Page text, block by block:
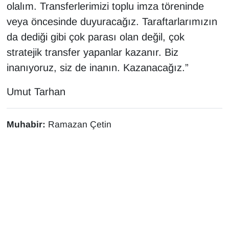
olalım. Transferlerimizi toplu imza töreninde
veya öncesinde duyuracağız. Taraftarlarımızın
da dediği gibi çok parası olan değil, çok
stratejik transfer yapanlar kazanır. Biz
inanıyoruz, siz de inanın. Kazanacağız.”
Umut Tarhan
Muhabir: Ramazan Çetin